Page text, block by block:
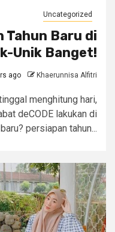
Uncategorized
Tahun Baru di
Unik Banget!
ago Khaerunnisa Alfitri
menghitung hari,
deCODE lakukan di
persiapan tahun...